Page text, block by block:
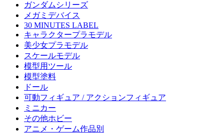
ガンダムシリーズ
メガミデバイス
30 MINUTES LABEL
キャラクタープラモデル
美少女プラモデル
スケールモデル
模型用ツール
模型塗料
ドール
可動フィギュア / アクションフィギュア
ミニカー
その他ホビー
アニメ・ゲーム作品別